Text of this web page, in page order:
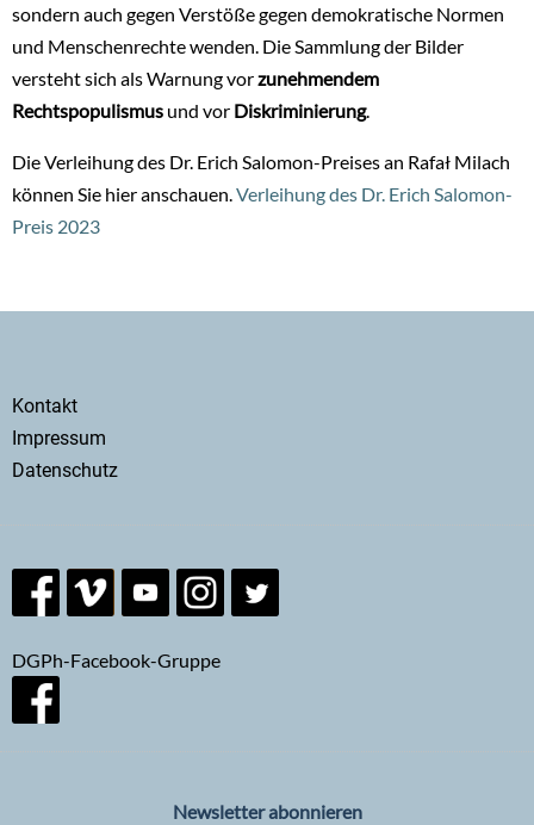
sondern auch gegen Verstöße gegen demokratische Normen
und Menschenrechte wenden. Die Sammlung der Bilder
versteht sich als Warnung vorzunehmendem
Rechtspopulismus und vor Diskriminierung.
Die Verleihung des Dr. Erich Salomon-Preises an Rafał Milach
können Sie hier anschauen.Verleihung des Dr. Erich Salomon-
Preis 2023
Secondary
menu
Kontakt
Impressum
Datenschutz
DGPh-Facebook-Gruppe
Newsletter abonnieren